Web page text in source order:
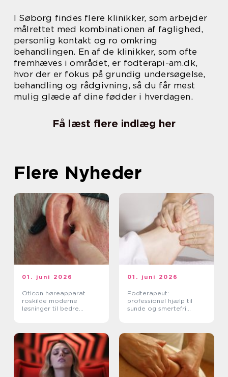
I Søborg findes flere klinikker, som arbejder
målrettet med kombinationen af faglighed,
personlig kontakt og ro omkring
behandlingen. En af de klinikker, som ofte
fremhæves i området, er fodterapi-am.dk,
hvor der er fokus på grundig undersøgelse,
behandling og rådgivning, så du får mest
mulig glæde af dine fødder i hverdagen.
Få læst flere indlæg her
Flere Nyheder
01. juni 2026
Oticon høreapparat
roskilde moderne
løsninger til bedre
01. juni 2026
Fodterapeut:
professionel hjælp til
sunde og smertefri